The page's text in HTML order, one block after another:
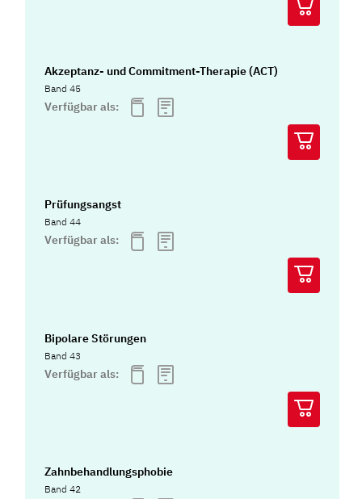
Akzeptanz- und Commitment-Therapie (ACT)
Band 45
Verfügbar als:
Prüfungsangst
Band 44
Verfügbar als:
Bipolare Störungen
Band 43
Verfügbar als:
Zahnbehandlungsphobie
Band 42